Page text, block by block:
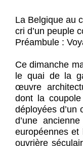
La Belgique au
cri d’un peuple
Préambule :
Ce dimanche
le quai de la
œuvre
dont la
déployées d’un
d’une
européennes et
ouvrière